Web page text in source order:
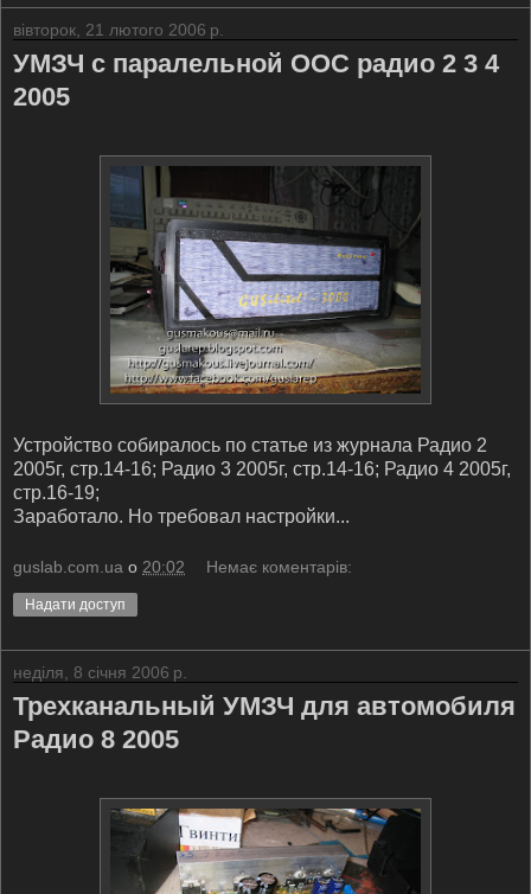
вівторок, 21 лютого 2006 р.
УМЗЧ с паралельной ООС радио 2 3 4
2005
Устройство собиралось по статье из журнала Радио 2
2005г, стр.14-16; Радио 3 2005г, стр.14-16; Радио 4 2005г,
стр.16-19;
Заработало. Но требовал настройки...
guslab.com.ua о 20:02 Немає коментарів:
Надати доступ
неділя, 8 січня 2006 р.
Трехканальный УМЗЧ для автомобиля
Радио 8 2005